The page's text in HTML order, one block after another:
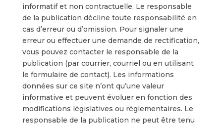
informatif et non contractuelle. Le responsable
de la publication décline toute responsabilité en
cas d’erreur ou d’omission. Pour signaler une
erreur ou effectuer une demande de rectification,
vous pouvez contacter le responsable de la
publication (par courrier, courriel ou en utilisant
le formulaire de contact). Les informations
données sur ce site n’ont qu’une valeur
informative et peuvent évoluer en fonction des
modifications législatives ou réglementaires. Le
responsable de la publication ne peut être tenu